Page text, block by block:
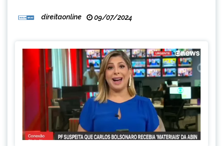
direitaonline 09/07/2024